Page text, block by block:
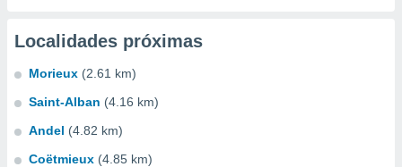
Localidades próximas
Morieux (2.61 km)
Saint-Alban (4.16 km)
Andel (4.82 km)
Coëtmieux (4.85 km)